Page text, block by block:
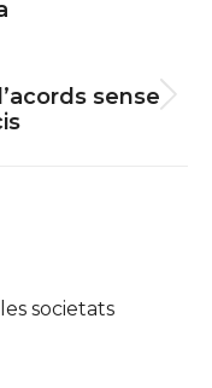
sense
societats